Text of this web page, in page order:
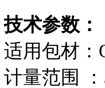
技术参数：
适用包材：
计量范围